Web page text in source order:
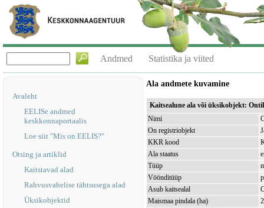
Andmed Statistika ja viited
Avaleht
EELISe andmed
keskkonnaportaalis
Loe siit "Mis on EELIS?"
Otsing ja artiklid
Kaitstavad alad
Rahvusvahelise tähtsusega alad
Üksikobjektid
Ala andmete kuvamine
Kaitsealune ala või üksikobjekt:
Nimi
On registriobjekt
KKR kood
Ala staatus
Tüüp
Vöönditüüp
Asub kaitsealal
Maismaa pindala (ha)